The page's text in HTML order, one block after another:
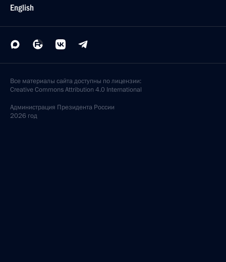
English
Все материалы сайта доступны по лицензии:
Creative Commons Attribution 4.0 International
Администрация Президента России
2026 год